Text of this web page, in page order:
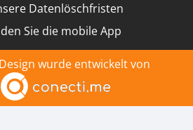
Datenlöschfristen
Sie die mobile App
wurde entwickelt von